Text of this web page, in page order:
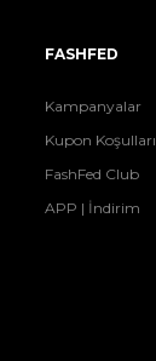
FASHFED
Kampanyalar
Kupon Koşulları
FashFed Club
APP | İndirim